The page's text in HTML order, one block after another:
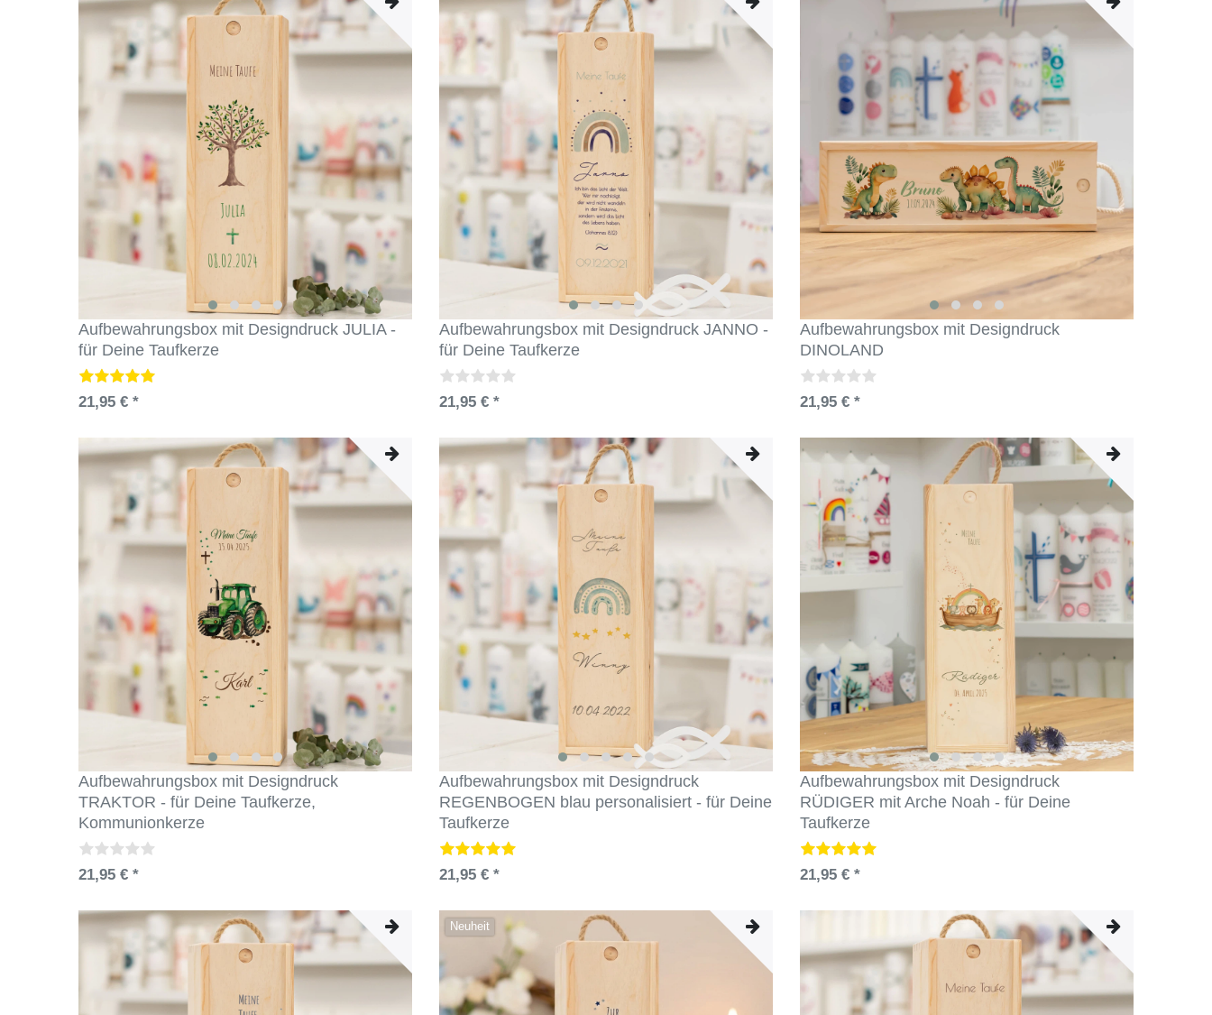
Aufbewahrungsbox mit Designdruck JULIA -
für Deine Taufkerze
21,95 € *
Aufbewahrungsbox mit Designdruck JANNO -
für Deine Taufkerze
21,95 € *
Aufbewahrungsbox mit Designdruck
DINOLAND
21,95 € *
Aufbewahrungsbox mit Designdruck
TRAKTOR - für Deine Taufkerze,
Kommunionkerze
21,95 € *
Aufbewahrungsbox mit Designdruck
REGENBOGEN blau personalisiert - für Deine
Taufkerze
21,95 € *
Aufbewahrungsbox mit Designdruck
RÜDIGER mit Arche Noah - für Deine
Taufkerze
21,95 € *
Neuheit